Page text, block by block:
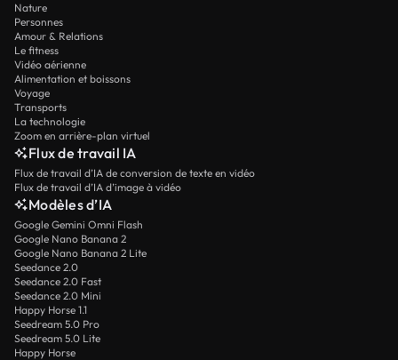
Nature
Personnes
Amour & Relations
Le fitness
Vidéo aérienne
Alimentation et boissons
Voyage
Transports
La technologie
Zoom en arrière-plan virtuel
Flux de travail IA
Flux de travail d’IA de conversion de texte en vidéo
Flux de travail d’IA d’image à vidéo
Modèles d’IA
Google Gemini Omni Flash
Google Nano Banana 2
Google Nano Banana 2 Lite
Seedance 2.0
Seedance 2.0 Fast
Seedance 2.0 Mini
Happy Horse 1.1
Seedream 5.0 Pro
Seedream 5.0 Lite
Happy Horse